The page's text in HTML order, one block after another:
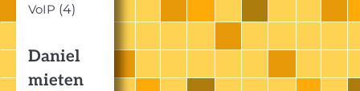
VoIP (4)
Daniel
mieten